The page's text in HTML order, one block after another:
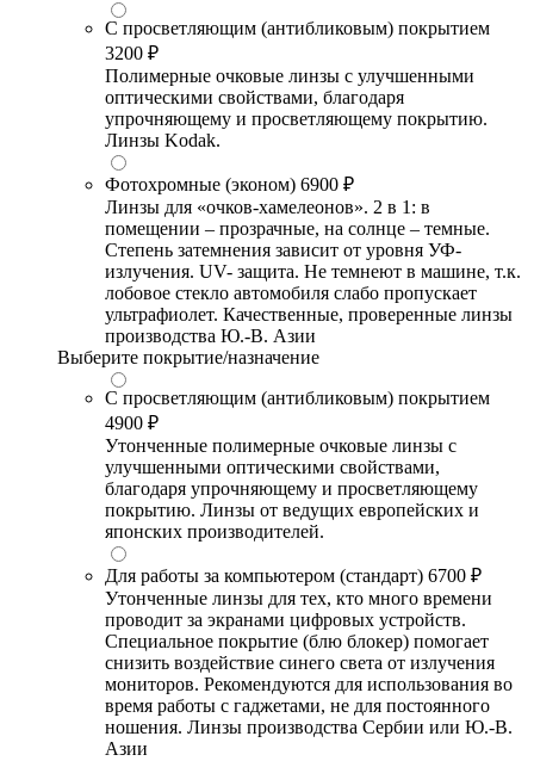
С просветляющим (антибликовым) покрытием
3200 ₽
Полимерные очковые линзы с улучшенными
оптическими свойствами, благодаря
упрочняющему и просветляющему покрытию.
Линзы Kodak.
Фотохромные (эконом) 6900 ₽
Линзы для «очков-хамелеонов». 2 в 1: в
помещении – прозрачные, на солнце – темные.
Степень затемнения зависит от уровня УФ-
излучения. UV- защита. Не темнеют в машине, т.к.
лобовое стекло автомобиля слабо пропускает
ультрафиолет. Качественные, проверенные линзы
производства Ю.-В. Азии
Выберите покрытие/назначение
С просветляющим (антибликовым) покрытием
4900 ₽
Утонченные полимерные очковые линзы с
улучшенными оптическими свойствами,
благодаря упрочняющему и просветляющему
покрытию. Линзы от ведущих европейских и
японских производителей.
Для работы за компьютером (стандарт) 6700 ₽
Утонченные линзы для тех, кто много времени
проводит за экранами цифровых устройств.
Специальное покрытие (блю блокер) помогает
снизить воздействие синего света от излучения
мониторов. Рекомендуются для использования во
время работы с гаджетами, не для постоянного
ношения. Линзы производства Сербии или Ю.-В.
Азии